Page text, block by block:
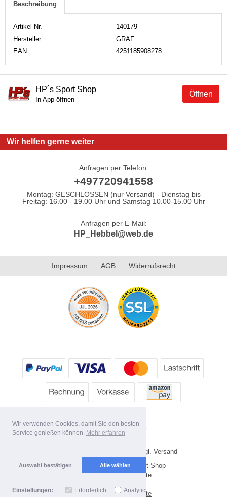
Wir verwenden Cookies, damit Sie den besten
Service genießen können. Mehr erfahren
Auswahl bestätigen Alle wählen
Einstellungen: Erforderlich Analytics
Beschreibung
Artikel-Nr.
140179
Hersteller
GRAF
EAN
4251185908278
Öffnen
HP´s Sport Shop
In App öffnen
Wir helfen gerne weiter
Anfragen per Telefon:
+497720941558
Montag: GESCHLOSSEN (nur Versand) - Dienstag bis
Freitag: 16.00 - 19.00 Uhr und Samstag 10.00-15.00 Uhr
Anfragen per E-Mail:
HP_Hebbel@web.de
Impressum AGB Widerrufsrecht
* Alle Preise inkl. MwSt. evtl. zzgl. Versand
Copyright 2026 by HP's Sport-Shop
Mobile Shop by Shopgate
Zur klassischen Webseite